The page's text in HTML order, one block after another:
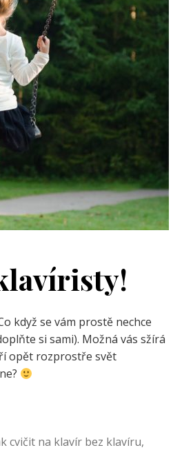
když se vám prostě nechce
si sami). Možná vás sžírá
opět rozprostře svět
cvičit na klavír bez klavíru,